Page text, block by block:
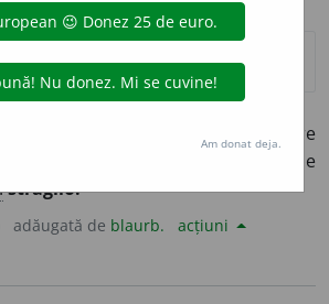
Parâmă de oțel sau de cânepă care
navă, împiedicându-l să se încline
straglio.
adăugată de blaurb. acțiuni
Am donat deja.